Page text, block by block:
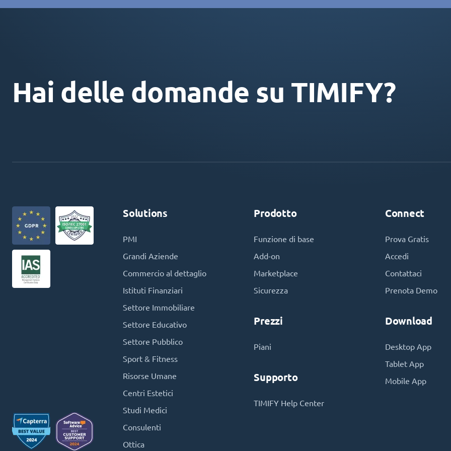
Hai delle domande su TIMIFY?
Solutions
PMI
Grandi Aziende
Commercio al dettaglio
Istituti Finanziari
Settore Immobiliare
Settore Educativo
Settore Pubblico
Sport & Fitness
Risorse Umane
Centri Estetici
Studi Medici
Consulenti
Ottica
Prodotto
Funzione di base
Add-on
Marketplace
Sicurezza
Prezzi
Piani
Supporto
TIMIFY Help Center
Connect
Prova Gratis
Accedi
Contattaci
Prenota Demo
Download
Desktop App
Tablet App
Mobile App